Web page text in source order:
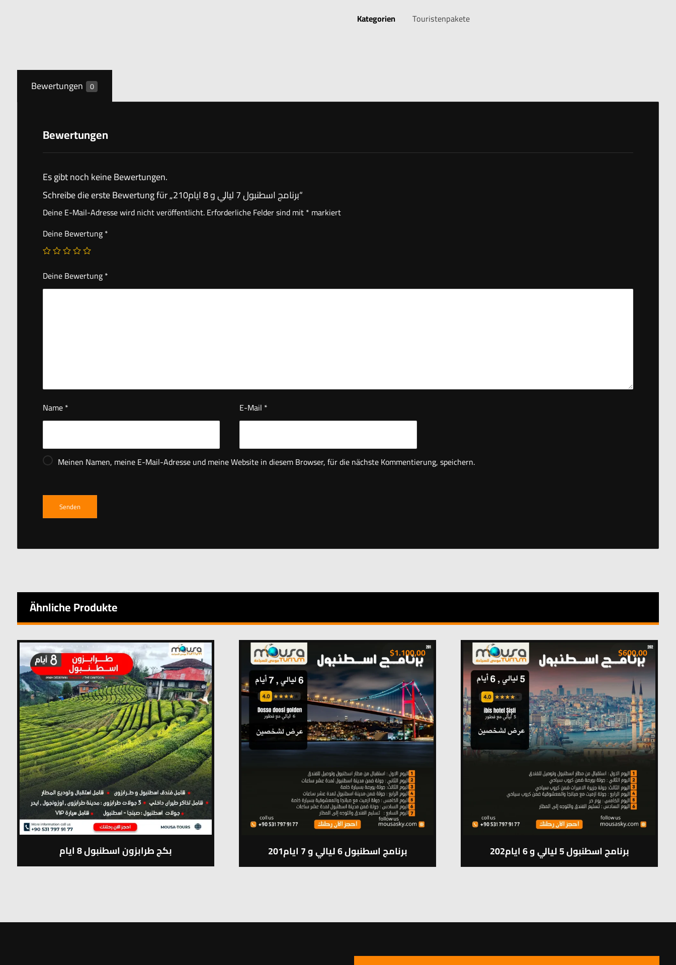
Kategorien Touristenpakete
Bewertungen 0
Bewertungen
Es gibt noch keine Bewertungen.
Schreibe die erste Bewertung für „210برنامج اسطنبول 7 ليالي و 8 ايام“
Deine E-Mail-Adresse wird nicht veröffentlicht.Erforderliche Felder sind mit* markiert
Deine Bewertung*
Deine Bewertung*
Name* E-Mail *
Meinen Namen, meine E-Mail-Adresse und meine Website in diesem Browser, für die nächste Kommentierung, speichern.
Senden
Ähnliche Produkte
بكج طرابزون اسطنبول 8 ايام 201برنامج اسطنبول 6 ليالي و 7 ايام
$1.100,00
202برنامج اسطنبول 5 ليالي و 6 ايام
$600,00